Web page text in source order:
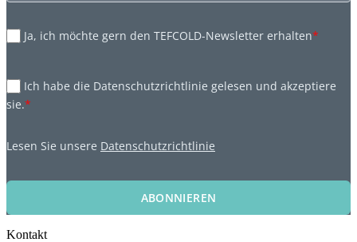
Ja, ich möchte gern den TEFCOLD-Newsletter erhalten*
Ich habe die Datenschutzrichtlinie gelesen und akzeptiere
sie.*
Lesen Sie unsere Datenschutzrichtlinie
ABONNIEREN
Kontakt